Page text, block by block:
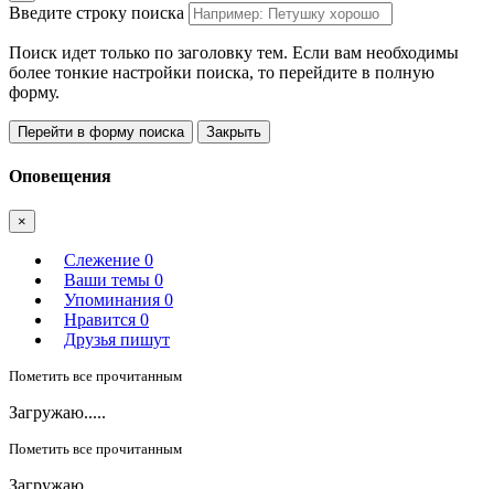
Введите строку поиска
Поиск идет только по заголовку тем. Если вам необходимы
более тонкие настройки поиска, то перейдите в полную
форму.
Перейти в форму поиска Закрыть
Оповещения
×
Слежение 0
Ваши темы 0
Упоминания 0
Нравится 0
Друзья пишут
Пометить все прочитанным
Загружаю.....
Пометить все прочитанным